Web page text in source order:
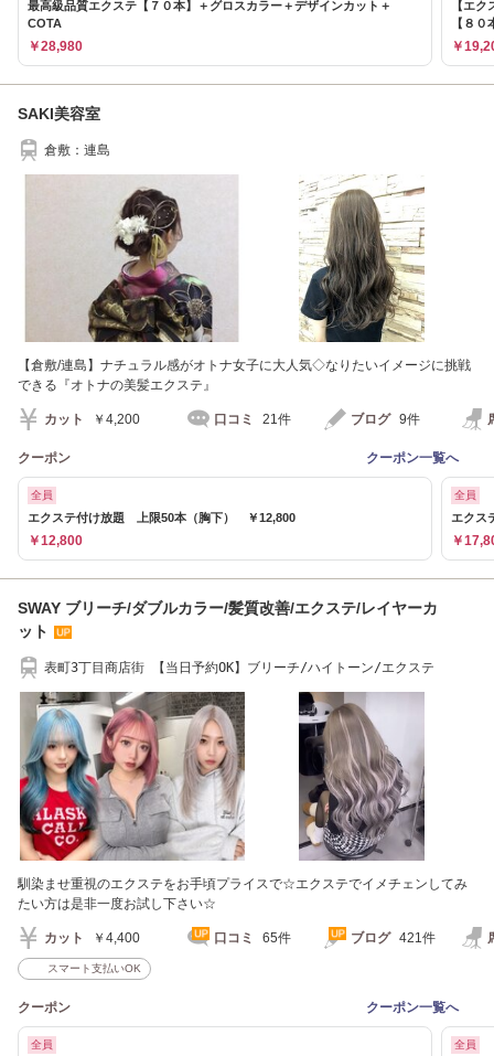
最高級品質エクステ【７０本】＋グロスカラー＋デザインカット＋
COTA
￥28,980
【エ
【８０
￥
SAKI美容室
倉敷：連島
【倉敷/連島】ナチュラル感がオトナ女子に大人気◇なりたいイメージに挑戦
できる『オトナの美髪エクステ』
カット ￥4,200 口コミ 21件 ブログ 9件
クーポン クーポン一覧へ
全員
エクステ付け放題 上限50本（胸下） ￥12,800
￥12,800
全員
エクス
￥
SWAY ブリーチ/ダブルカラー/髪質改善/エクステ/レイヤーカ
ット
表町3丁目商店街 【当日予約OK】ブリーチ/ハイトーン/エクステ
馴染ませ重視のエクステをお手頃プライスで☆エクステでイメチェンしてみ
たい方は是非一度お試し下さい☆
カット ￥4,400 口コミ 65件 ブログ 421件
スマート支払いOK
クーポン クーポン一覧へ
全員 全員